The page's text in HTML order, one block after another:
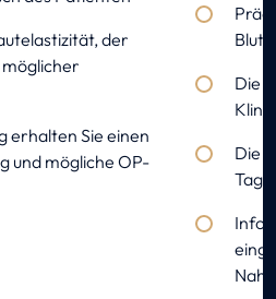
der
erhalten Sie einen
und mögliche OP-
Die
Die